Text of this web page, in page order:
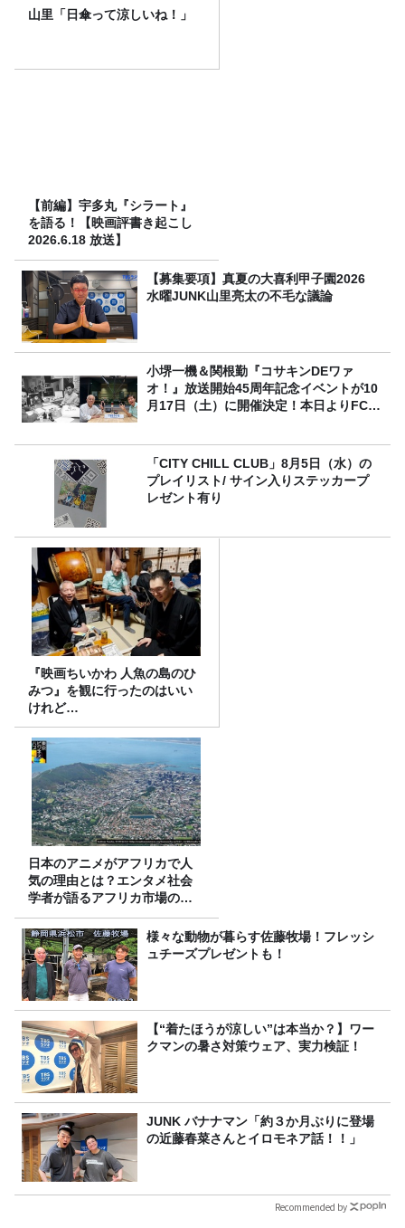
山里「日傘って涼しいね！」
【前編】宇多丸『シラート』
を語る！【映画評書き起こし
2026.6.18 放送】
【募集要項】真夏の大喜利甲子園2026
水曜JUNK山里亮太の不毛な議論
小堺一機＆関根勤『コサキンDEワァ
オ！』放送開始45周年記念イベントが10
月17日（土）に開催決定！本日よりFC先
「CITY CHILL CLUB」8月5日（水）の
プレイリスト/ サイン入りステッカープ
レゼント有り
『映画ちいかわ 人魚の島のひ
みつ』を観に行ったのはいい
けれど…
日本のアニメがアフリカで人
気の理由とは？エンタメ社会
学者が語るアフリカ市場のリ
アル
様々な動物が暮らす佐藤牧場！フレッシ
ュチーズプレゼントも！
【“着たほうが涼しい”は本当か？】ワー
クマンの暑さ対策ウェア、実力検証！
JUNK バナナマン「約３か月ぶりに登場
の近藤春菜さんとイロモネア話！！」
Recommended by